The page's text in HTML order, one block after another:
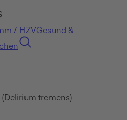
/ HZVGesund &
tremens)